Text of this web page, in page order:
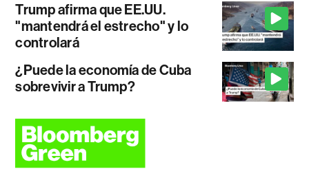
Trump afirma que EE.UU.
"mantendrá el estrecho" y lo
controlará
¿Puede la economía de Cuba
sobrevivir a Trump?